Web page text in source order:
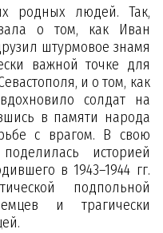
родных людей. Так,
о том, как Иван
штурмовое знамя
важной точке для
и о том, как
солдат на
в памяти народа
с врагом. В свою
историей
в 1943–1944 гг.
подпольной
и трагически